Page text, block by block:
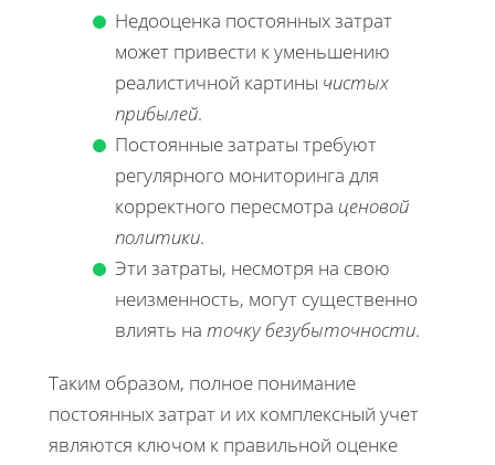
Недооценка постоянных затрат
может привести к уменьшению
реалистичной картины чистых
прибылей.
Постоянные затраты требуют
регулярного мониторинга для
корректного пересмотра ценовой
политики.
Эти затраты, несмотря на свою
неизменность, могут существенно
влиять на точку безубыточности.
Таким образом, полное понимание
постоянных затрат и их комплексный учет
являются ключом к правильной оценке